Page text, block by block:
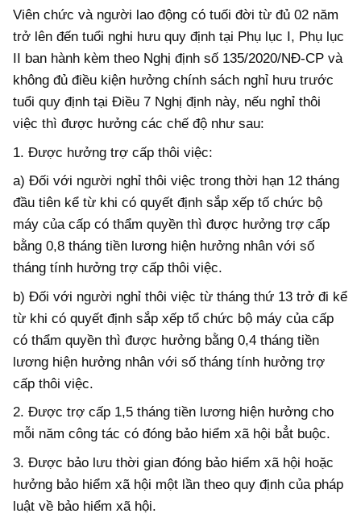
Viên chức và người lao động có tuối đời từ đủ 02 năm
trở lên đến tuổi nghi hưu quy định tại Phụ lục I, Phụ lục
II ban hành kèm theo Nghị định số 135/2020/NĐ-CP và
không đủ điều kiện hưởng chính sách nghỉ hưu trước
tuổi quy định tại Điều 7 Nghị định này, nếu nghỉ thôi
việc thì được hưởng các chế độ như sau:
1. Được hưởng trợ cấp thôi việc:
a) Đối với người nghỉ thôi việc trong thời hạn 12 tháng
đầu tiên kể từ khi có quyết định sắp xếp tố chức bộ
máy của cấp có thẩm quyền thì được hưởng trợ cấp
bằng 0,8 tháng tiền lương hiện hưởng nhân với số
tháng tính hưởng trợ cấp thôi việc.
b) Đối với người nghỉ thôi việc từ tháng thứ 13 trở đi kể
từ khi có quyết định sắp xếp tổ chức bộ máy của cấp
có thẩm quyền thì được hưởng bằng 0,4 tháng tiền
lương hiện hưởng nhân với số tháng tính hưởng trợ
cấp thôi việc.
2. Được trợ cấp 1,5 tháng tiền lương hiện hưởng cho
mỗi năm công tác có đóng bảo hiểm xã hội bẳt buộc.
3. Được bảo lưu thời gian đóng bảo hiểm xã hội hoặc
hưởng bảo hiểm xã hội một lần theo quy định của pháp
luật về bảo hiểm xã hội.